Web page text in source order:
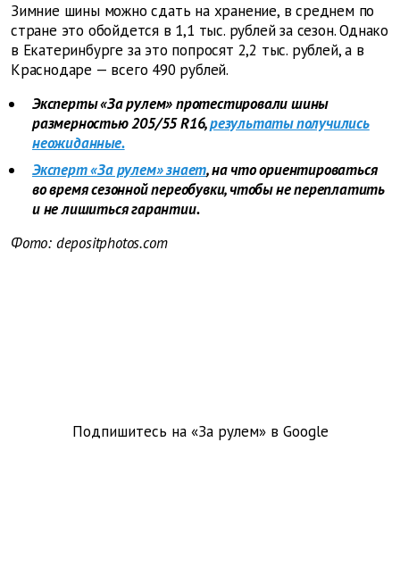
Зимние шины можно сдать на хранение, в среднем по
стране это обойдется в 1,1 тыс. рублей за сезон. Однако
в Екатеринбурге за это попросят 2,2 тыс. рублей, а в
Краснодаре — всего 490 рублей.
Эксперты «За рулем» протестировали шины
размерностью 205/55 R16,результаты получились
неожиданные.
Эксперт «За рулем» знает, на что ориентироваться
во время сезонной переобувки, чтобы не переплатить
и не лишиться гарантии.
Фото: depositphotos.com
Подпишитесь на «За рулем» в Google